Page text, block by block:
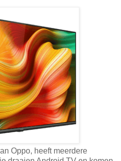
Oppo, heeft meerdere